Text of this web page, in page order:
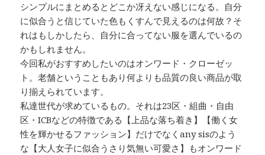
シンプルにまとめるとどこか冴えない感じになる。自分
に似合うと信じていた色もくすんで見えるのは何故？そ
れはもしかしたら、自分に合ってない服を選んでいるの
かもしれません。
今回私がおすすめしたいのはオンワード・クローゼッ
ト。老舗ということもあり何よりも品質の良い商品が取
り揃えられています。
私達世代が求めているもの。それは23区・組曲・自由
区・ICBなどの特徴である【上品な落ち着き】【働く女
性を輝かせるファッション】だけでなくany sisのよう
な【大人女子に似合うさり気無い可愛さ】もオンワード